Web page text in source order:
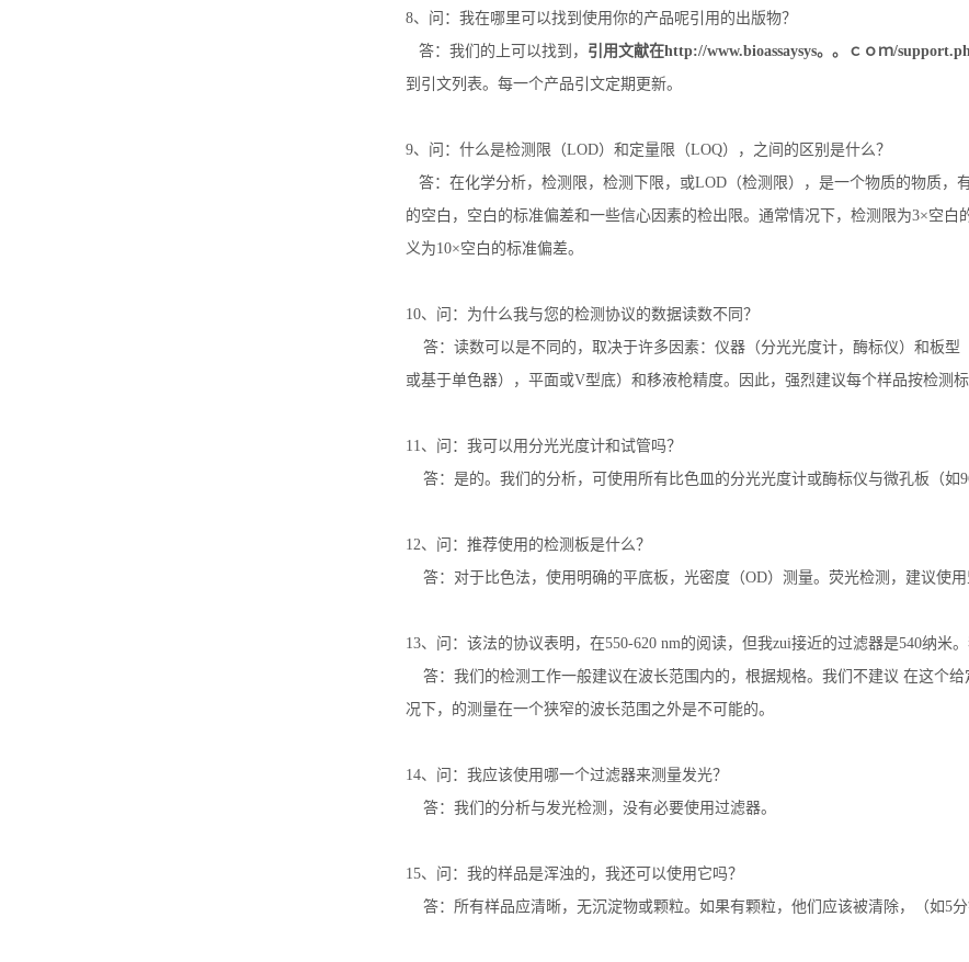
8、问：我在哪里可以找到使用你的产品呢引用的出版物？
答：我们的上可以找到， 引用文献在http://www.bioassaysys。。ｃｏｍ/
到引文列表。每一个产品引文定期更新。
9、问：什么是检测限（LOD）和定量限（LOQ），之间的区别是什么？
答：在化学分析，检测限，检测下限，或LOD（检测限），是一个物质的物质，
的空白，空白的标准偏差和一些信心因素的检出限。通常情况下，检测限为3×空白
义为10×空白的标准偏差。
10、问：为什么我与您的检测协议的数据读数不同？
答：读数可以是不同的，取决于许多因素：仪器（分光光度计，酶标仪）和板
或基于单色器），平面或V型底）和移液枪精度。因此，强烈建议每个样品按检测标
11、问：我可以用分光光度计和试管吗？
答：是的。我们的分析，可使用所有比色皿的分光光度计或酶标仪与微孔板（如
12、问：推荐使用的检测板是什么？
答：对于比色法，使用明确的平底板，光密度（OD）测量。荧光检测，建议使
13、问：该法的协议表明，在550-620 nm的阅读，但我zui接近的过滤器是540纳米
答：我们的检测工作一般建议在波长范围内的，根据规格。我们不建议 在这个给
况下，的测量在一个狭窄的波长范围之外是不可能的。
14、问：我应该使用哪一个过滤器来测量发光？
答：我们的分析与发光检测，没有必要使用过滤器。
15、问：我的样品是浑浊的，我还可以使用它吗？
答：所有样品应清晰，无沉淀物或颗粒。如果有颗粒，他们应该被清除，（如5